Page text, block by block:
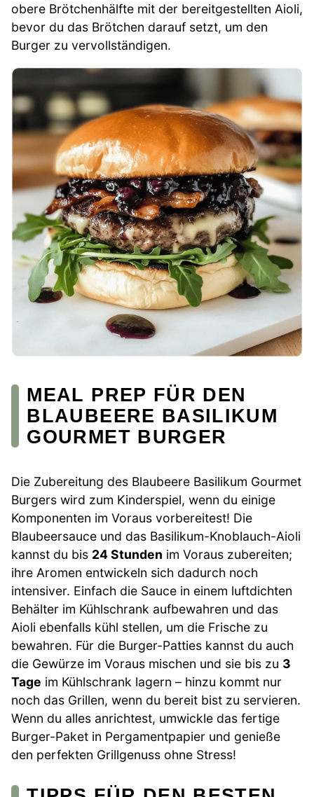
obere Brötchenhälfte mit der bereitgestellten Aioli,
bevor du das Brötchen darauf setzt, um den
Burger zu vervollständigen.
MEAL PREP FÜR DEN
BLAUBEERE BASILIKUM
GOURMET BURGER
Die Zubereitung des Blaubeere Basilikum Gourmet
Burgers wird zum Kinderspiel, wenn du einige
Komponenten im Voraus vorbereitest! Die
Blaubeersauce und das Basilikum-Knoblauch-Aioli
kannst du bis 24 Stunden im Voraus zubereiten;
ihre Aromen entwickeln sich dadurch noch
intensiver. Einfach die Sauce in einem luftdichten
Behälter im Kühlschrank aufbewahren und das
Aioli ebenfalls kühl stellen, um die Frische zu
bewahren. Für die Burger-Patties kannst du auch
die Gewürze im Voraus mischen und sie bis zu 3
Tage im Kühlschrank lagern – hinzu kommt nur
noch das Grillen, wenn du bereit bist zu servieren.
Wenn du alles anrichtest, umwickle das fertige
Burger-Paket in Pergamentpapier und genieße
den perfekten Grillgenuss ohne Stress!